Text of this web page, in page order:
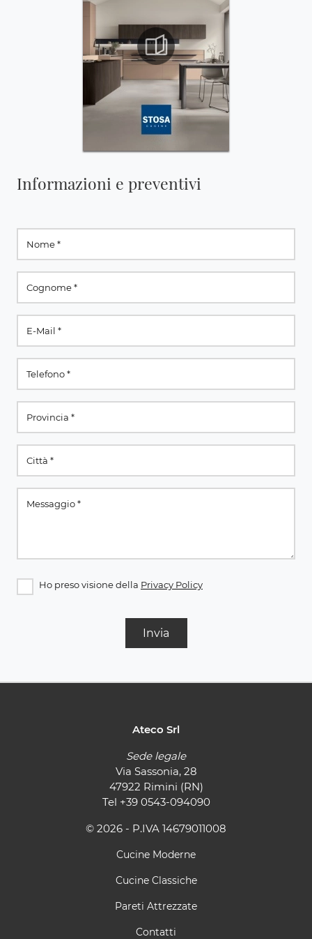
Informazioni e preventivi
Ho preso visione della Privacy Policy
Invia
Ateco Srl
Sede legale
Via Sassonia, 28
47922 Rimini (RN)
Tel +39 0543-094090
© 2026 - P.IVA 14679011008
Cucine Moderne
Cucine Classiche
Pareti Attrezzate
Contatti